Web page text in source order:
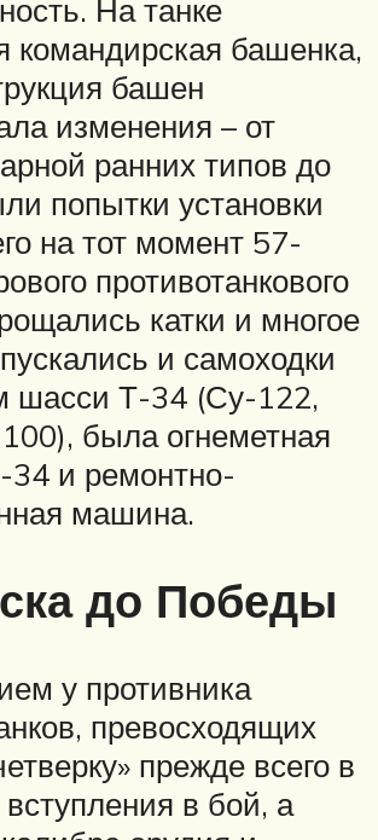
На танке
командирская башенка,
башен
изменения – от
ранних типов до
попытки установки
на тот момент 57-
противотанкового
катки и многое
и самоходки
шасси Т-34 (Су-122,
была огнеметная
и ремонтно-
машина.
до Победы
у противника
превосходящих
прежде всего в
в бой, а